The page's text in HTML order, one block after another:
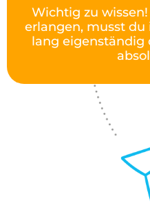
Wichtig zu
erlangen, musst du
lang eigenständig